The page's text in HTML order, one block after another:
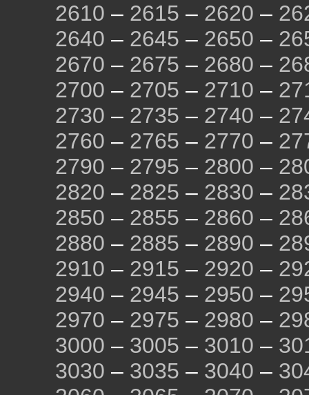
2610 – 2615 – 2620 –
2640 – 2645 – 2650 –
2670 – 2675 – 2680 –
2700 – 2705 – 2710 –
2730 – 2735 – 2740 –
2760 – 2765 – 2770 –
2790 – 2795 – 2800 –
2820 – 2825 – 2830 –
2850 – 2855 – 2860 –
2880 – 2885 – 2890 –
2910 – 2915 – 2920 –
2940 – 2945 – 2950 –
2970 – 2975 – 2980 –
3000 – 3005 – 3010 –
3030 – 3035 – 3040 –